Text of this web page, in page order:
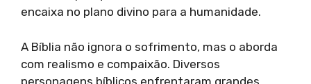
encaixa no plano divino para a humanidade.
A Bíblia não ignora o sofrimento, mas o aborda
com realismo e compaixão. Diversos
personagens bíblicos enfrentaram grandes